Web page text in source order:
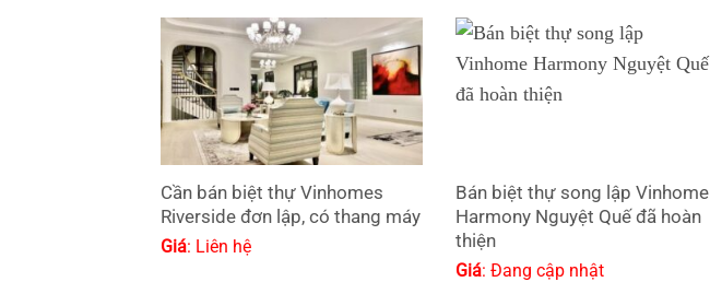
Cần bán biệt thự Vinhomes
Riverside đơn lập, có thang máy
Giá: Liên hệ
Bán biệt thự song lập Vinhome
Harmony Nguyệt Quế đã hoàn
thiện
Giá: Đang cập nhật